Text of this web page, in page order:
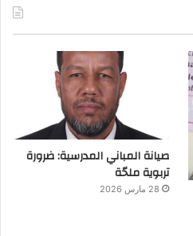
صيانة المباني المدرسية: ضرورة
تربوية ملحّة
28 مارس 2026